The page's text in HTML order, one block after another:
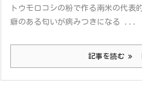
トウモロコシの粉で作る南米の代表
癖のある匂いが病みつきになる ...
記事を読む ト